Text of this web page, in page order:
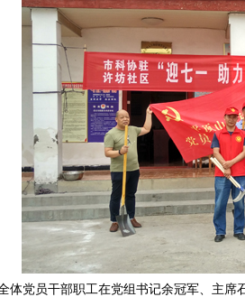
党员干部职工在党组书记余冠军、主席